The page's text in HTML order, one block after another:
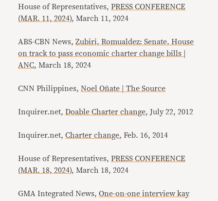
House of Representatives,PRESS CONFERENCE
(MAR. 11, 2024), March 11, 2024
ABS-CBN News,Zubiri, Romualdez: Senate, House
on track to pass economic charter change bills |
ANC, March 18, 2024
CNN Philippines,Noel Oñate | The Source
Inquirer.net,Doable Charter change, July 22, 2012
Inquirer.net,Charter change, Feb. 16, 2014
House of Representatives,PRESS CONFERENCE
(MAR. 18, 2024), March 18, 2024
GMA Integrated News,One-on-one interview kay